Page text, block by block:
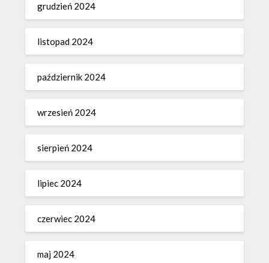
grudzień 2024
listopad 2024
październik 2024
wrzesień 2024
sierpień 2024
lipiec 2024
czerwiec 2024
maj 2024